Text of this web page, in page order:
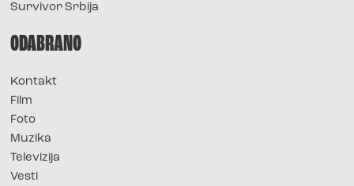
Survivor Srbija
ODABRANO
Kontakt
Film
Foto
Muzika
Televizija
Vesti